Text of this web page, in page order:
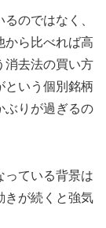
のではなく、
から比べれば高
消去法の買い方
という個別銘柄
ぶりが過ぎるの
ている背景は
きが続くと強気